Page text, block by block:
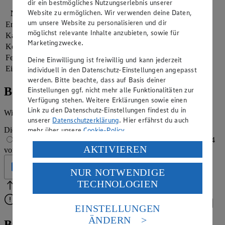
Nährwerte
pro Portion
Energie
4.074 kj (48 %)
Kalorien
973 kcal (48 %)
Kohlenhydrate 150 g
Fett
30 g
Eiweiß
20 g
Bewertung
Wie hat es dir geschmeckt?
Die Bewertung wird automatisch gespeichert
1 von 5 Sternen
2 von 5 Sternen 3 von 5 Sternen
4
von 5 Sternen
5 von 5 Sternen
Bitte Pfeile benutzen
Vielen Dank für deine Bewertung.
dir ein bestmögliches Nutzungserlebnis unserer
Website zu ermöglichen. Wir verwenden deine Daten,
um unsere Website zu personalisieren und dir
möglichst relevante Inhalte anzubieten, sowie für
Marketingzwecke.
Deine Einwilligung ist freiwillig und kann jederzeit
individuell in den Datenschutz-Einstellungen angepasst
werden. Bitte beachte, dass auf Basis deiner
Einstellungen ggf. nicht mehr alle Funktionalitäten zur
Verfügung stehen. Weitere Erklärungen sowie einen
Link zu den Datenschutz-Einstellungen findest du in
unserer Datenschutzerklärung. Hier erfährst du auch
mehr über unsereCookie-Policy.
Verarbeitung deiner personenbezogenen Daten in den
USA durch Facebook und YouTube:
Wenn du auf „Aktivieren“ klickst, willigst du im Sinne
des Art. 49 Abs. 1 Satz 1 lit. a) DSGVO ein, dass deine
Daten in den USA verarbeitet werden. Der EuGH sieht
die USA als Land mit einem nach europäischen
Standards nicht angemessenen Datenschutzniveau an.
AKTIVIEREN
NUR NOTWENDIGE
TECHNOLOGIEN
EINSTELLUNGEN
ÄNDERN